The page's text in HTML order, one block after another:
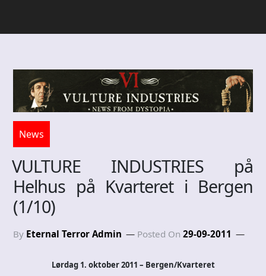
News
VULTURE INDUSTRIES på
Helhus på Kvarteret i Bergen
(1/10)
By Eternal Terror Admin Posted On 29-09-2011
Lørdag 1. oktober 2011 – Bergen/Kvarteret